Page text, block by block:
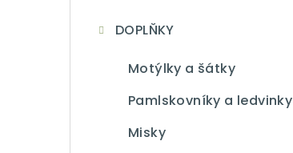
DOPLŇKY
Motýlky a šátky
Pamlskovníky a ledvinky
Misky